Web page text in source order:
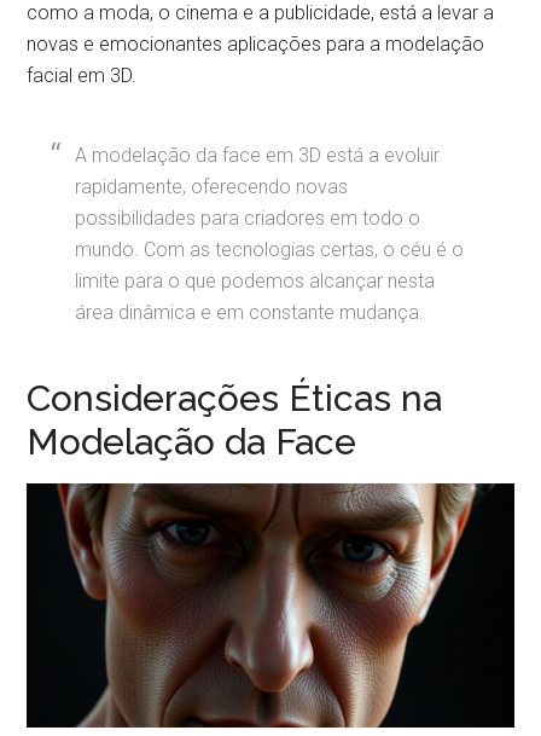
como a moda, o cinema e a publicidade, está a levar a
novas e emocionantes aplicações para a modelação
facial em 3D.
A modelação da face em 3D está a evoluir
rapidamente, oferecendo novas
possibilidades para criadores em todo o
mundo. Com as tecnologias certas, o céu é o
limite para o que podemos alcançar nesta
área dinâmica e em constante mudança.
Considerações Éticas na
Modelação da Face